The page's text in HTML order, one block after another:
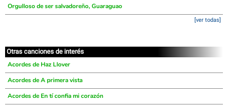
Orgulloso de ser salvadoreño, Guaraguao
[ver todas]
Otras canciones de interés
Acordes de Haz Llover
Acordes de A primera vista
Acordes de En tí confia mi corazón